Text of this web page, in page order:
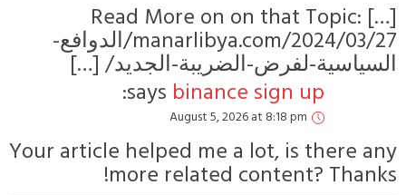
[…] Read More on on that Topic:
manarlibya.com/2024/03/27/الدوافع-
لفرض-الضريبة-الجديد/ […]
binance sign up
says:
August 5, 2026 at 8:18 pm
Your article helped me a lot, is there
more related content?